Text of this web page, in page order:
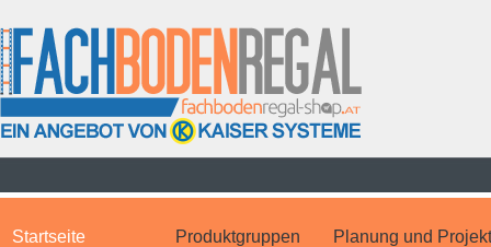
Startseite Produktgruppen Planung und